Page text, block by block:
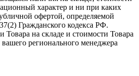
характер и ни при каких
офертой, определяемой
Гражданского кодекса РФ.
на складе и стоимости Товара
регионального менеджера